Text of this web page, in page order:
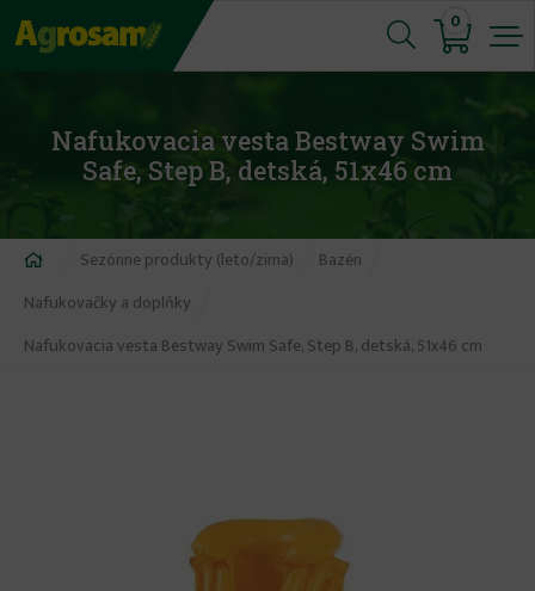
Jump
to
0
Nafukovacia vesta Bestway Swim
Safe, Step B, detská, 51x46 cm
Nachádzate
sa
tu
Sezónne produkty (leto/zima)
Bazén
Nafukovačky a doplňky
Nafukovacia vesta Bestway Swim Safe, Step B, detská, 51x46 cm